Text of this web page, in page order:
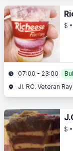
$
07:00 - 23:00
Jl. RC. Veteran
$